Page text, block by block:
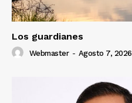
Los guardianes
Webmaster - Agosto 7, 2026